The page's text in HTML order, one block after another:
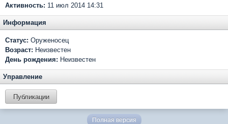
Активность: 11 июл 2014 14:31
Информация
Статус: Оруженосец
Возраст: Неизвестен
День рождения: Неизвестен
Управление
Публикации
Полная версия